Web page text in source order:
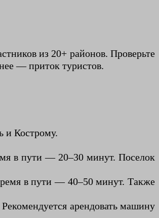
из 20+ районов. Проверьте
— приток туристов.
и Кострому.
в пути — 20–30 минут. Поселок
в пути — 40–50 минут. Также
арендовать машину